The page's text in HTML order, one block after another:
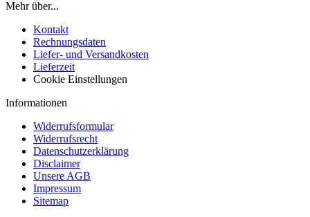
Mehr über...
Kontakt
Rechnungsdaten
Liefer- und Versandkosten
Lieferzeit
Cookie Einstellungen
Informationen
Widerrufsformular
Widerrufsrecht
Datenschutzerklärung
Disclaimer
Unsere AGB
Impressum
Sitemap